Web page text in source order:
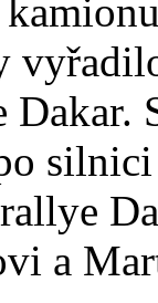
a